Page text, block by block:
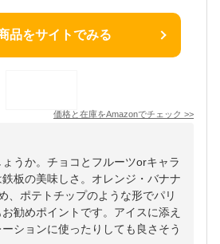
品をサイトでみる
価格と在庫をAmazonでチェック >>
うか。チョコとフルーツorキャラ
板の美味しさ。オレンジ・バナナ
、ポテトチップのような形でパリ
勧めポイントです。アイスに添え
ションに使ったりしても良さそう